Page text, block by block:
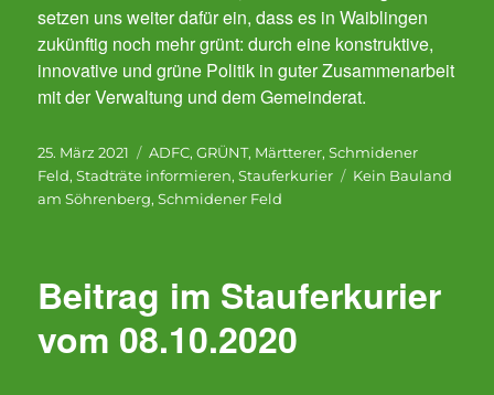
setzen uns weiter dafür ein, dass es in Waiblingen
zukünftig noch mehr grünt: durch eine konstruktive,
innovative und grüne Politik in guter Zusammenarbeit
mit der Verwaltung und dem Gemeinderat.
Veröffentlicht
am
25. März 2021 Kategorien
ADFC,GRÜNT, Märtterer,Schmidener
Feld,Stadträte informieren,Stauferkurier Schlagwörter
Kein Bauland
am Söhrenberg,Schmidener Feld
Beitrag im Stauferkurier
vom 08.10.2020